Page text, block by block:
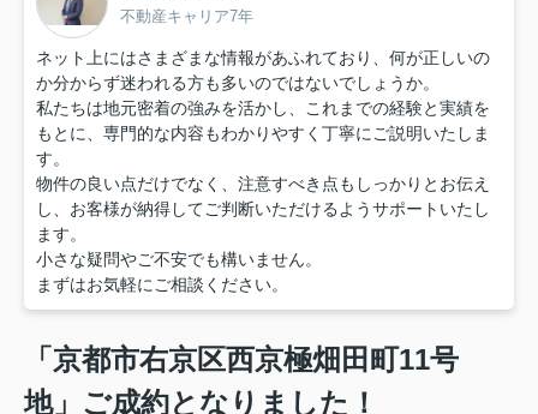
不動産キャリア7年
ネット上にはさまざまな情報があふれており、何が正しいの
か分からず迷われる方も多いのではないでしょうか。
私たちは地元密着の強みを活かし、これまでの経験と実績を
もとに、専門的な内容もわかりやすく丁寧にご説明いたしま
す。
物件の良い点だけでなく、注意すべき点もしっかりとお伝え
し、お客様が納得してご判断いただけるようサポートいたし
ます。
小さな疑問やご不安でも構いません。
まずはお気軽にご相談ください。
「京都市右京区西京極畑田町11号
地」ご成約となりました！